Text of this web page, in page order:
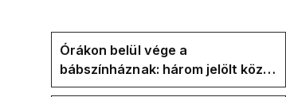
Órákon belül vége a
bábszínháznak: három jelölt közül
"választ" ma államfőt a Tisza-